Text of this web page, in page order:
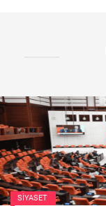
SIYASET